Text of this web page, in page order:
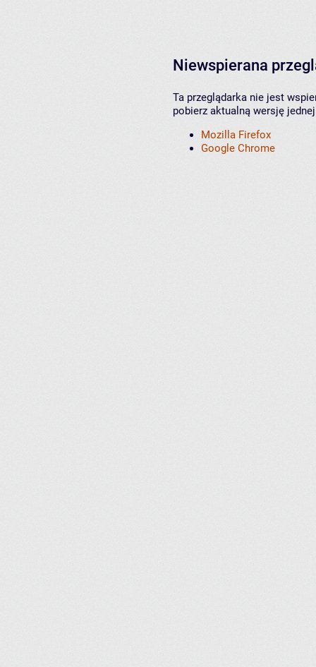
Niewspierana
Ta przeglądarka nie jest
pobierz aktualną wersję
Mozilla Firefox
Google Chrome